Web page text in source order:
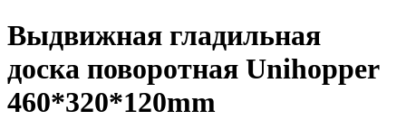
Выдвижная гладильная
доска поворотная Unihopper
460*320*120mm